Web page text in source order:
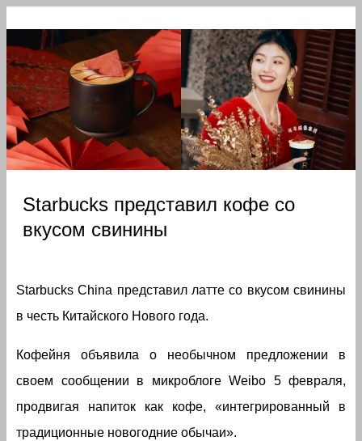
Starbucks представил кофе со
вкусом свинины
Starbucks China представил латте со вкусом свинины
в честь Китайского Нового года.
Кофейня объявила о необычном предложении в
своем сообщении в микроблоге Weibo 5 февраля,
продвигая напиток как кофе, «интегрированный в
традиционные новогодние обычаи».